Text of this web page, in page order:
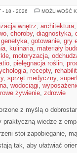
- 18 - 2026
MOŻLIWOŚĆ
wnętrz, architektura
, choroby, diagnostyka,
genetyka, gotowanie, gry
, kulinaria, materiały
, motoryzacja,
, pielęgnacja roślin,
, recepty,
, sprzęt medyczny,
, wodociągi,
żywienie, zdrowie
z myślą o
praktyczną wiedzę z
stoi zapobieganie,
tak, aby ułatwiać